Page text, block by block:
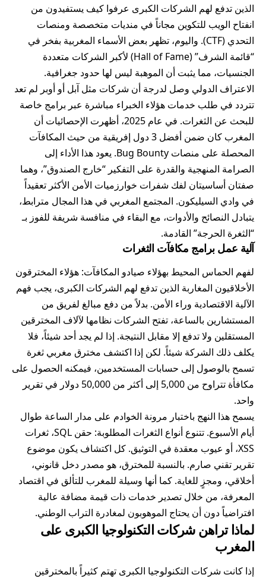
الذين تدفع لهم الشركات الكبرى عرفوا كيف يستفيدون من
انفتاح الويب للتكوين مجاناً في منديات متخصصة ومنصات
التحدي (CTF). واليوم، تظهر بعض الأسماء المغربية بفخر في
“قائمة الشرف” (Hall of Fame) لأكبر الشركات متعددة
الجنسيات، مما يثبت أن الموهبة ليس لها حدود جغرافية.
الاعتراف الدولي وصل لدرجة أن شركات مثل آبل أو أوبر لم تعد
تتردد في طلب خدمات هؤلاء الخبراء مباشرة عبر برامج خاصة
للبحث عن الثغرات. في عام 2025، أظهرت الإحصائيات أن
المغرب كان ضمن أفضل 3 دول إفريقية من حيث المكافآت
المحصلة على منصات Bug Bounty. يعود هذا الأداء إلى
الصرامة المنهجية والقدرة على التفكير “خارج الصندوق”، وهما
صفتان أساسيتان لفك شفرات خوارزميات الأمن الأكثر تعقيداً
في وادي السيليكون. المجتمع المغربي في هذا المجال مترابط،
يتبادل النصائح والأدوات، مع البقاء في منافسة شريفة للفوز بـ
“الثغرة الحرجة” القادمة.
آلية عمل برامج مكافآت الثغرات
لفهم الحماس المحيط بهؤلاء صيادو المكافآت: هؤلاء المخترقون
الأخلاقيون المغاربة الذين تدفع لهم الشركات الكبرى، يجب فهم
الآلية الاقتصادية وراء الأمن. بدلاً من دفع مبالغ لفريق من
المستشارين بالساعة، تفتح الشركات نظامها لآلاف المخترقين
المستقلين ولا تدفع إلا مقابل النتيجة. إذا لم يجد أحد شيئاً، فلا
يكلف ذلك الشركة شيئاً. لكن إذا اكتشف مخترق مغربي ثغرة
تسمح بالوصول إلى حسابات المستخدمين، فيمكنه الحصول على
مكافأة تتراوح من 5,000 إلى أكثر من 50,000 دولار في تقرير
واحد.
يسمح هذا النهج باختبار مرونة الخوادم على مدار الساعة طوال
أيام الأسبوع. تتنوع أنواع الثغرات المطلوبة: حقن SQL، ثغرات
XSS، أو عيوب معقدة في التوثيق. كل اكتشاف يكون موضوع
تقرير تقني صارم. بالنسبة للمخترق، هو مصدر دخل قانوني،
أخلاقي، ومجزٍ للغاية. كما أنها وسيلة للمغرب للتألق في اقتصاد
المعرفة، من خلال تصدير خدمات ذات قيمة مضافة عالية
افتراضياً دون أن يحتاج الموهوبون لمغادرة التراب الوطني.
لماذا تراهن شركات التكنولوجيا الكبرى على
المغرب
إذا كانت شركات التكنولوجيا الكبرى تهتم كثيراً بالمخترقين